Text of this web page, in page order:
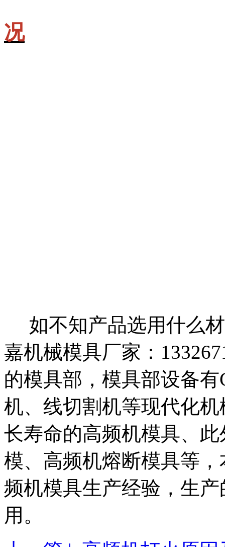
况
如不知产品选用什么
嘉机械模具厂家：
的模具部，模具部设备
机、线切割机等现代化
长寿命的高频机模具、
模、高频机熔断模具等
频机模具生产经验，生
用。